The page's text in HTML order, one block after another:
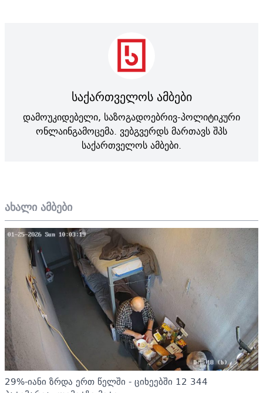
ახალი ამბები
29%-იანი ზრდა ერთ წელში - ციხეებში 12 344
საქართველოს ამბები
დამოუკიდებელი, საზოგადოებრივ-პოლიტიკური
ონლაინგამოცემა. ვებგვერდს მართავს შპს
საქართველოს ამბები.